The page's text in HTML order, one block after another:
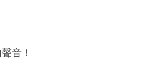
音！